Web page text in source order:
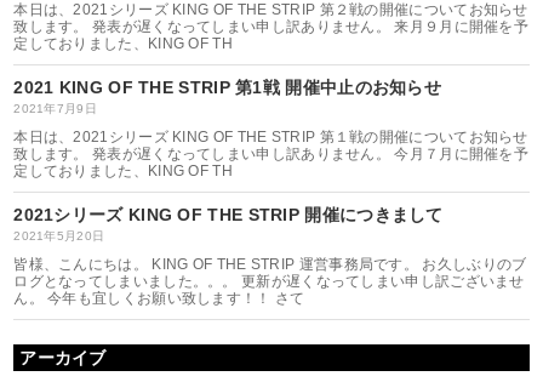
本日は、2021シリーズ KING OF THE STRIP 第２戦の開催についてお知らせ
致します。 発表が遅くなってしまい申し訳ありません。 来月９月に開催を予
定しておりました、KING OF TH
2021 KING OF THE STRIP 第1戦 開催中止のお知らせ
2021年7月9日
本日は、2021シリーズ KING OF THE STRIP 第１戦の開催についてお知らせ
致します。 発表が遅くなってしまい申し訳ありません。 今月７月に開催を予
定しておりました、KING OF TH
2021シリーズ KING OF THE STRIP 開催につきまして
2021年5月20日
皆様、こんにちは。 KING OF THE STRIP 運営事務局です。 お久しぶりのブ
ログとなってしまいました。。。 更新が遅くなってしまい申し訳ございませ
ん。 今年も宜しくお願い致します！！ さて
アーカイブ